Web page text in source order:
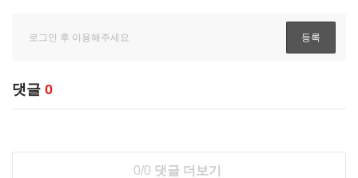
댓글 0
0/0 댓글 더보기